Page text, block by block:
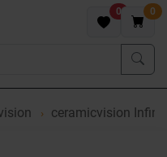
0 0
ceramicvision